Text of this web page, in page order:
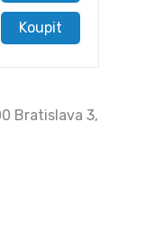
Koupit
Bratislava 3,